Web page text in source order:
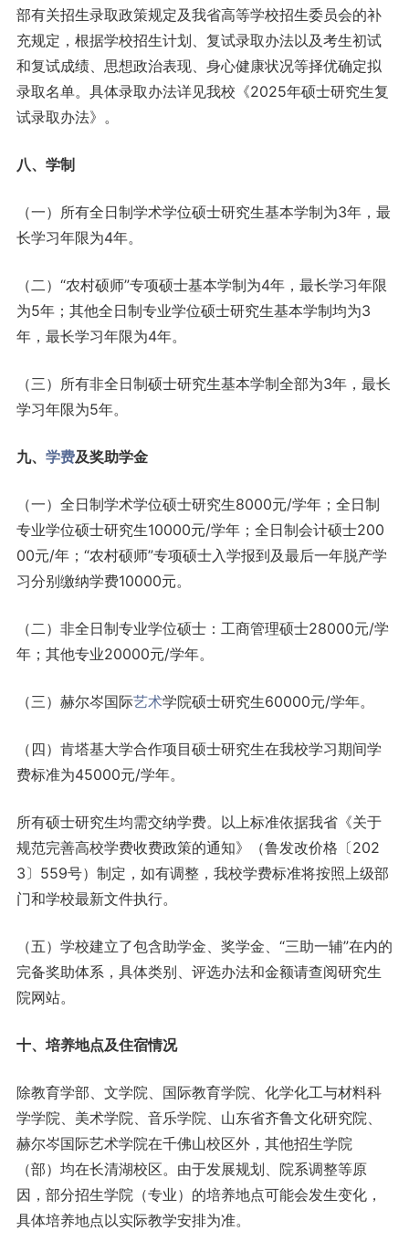
部有关招生录取政策规定及我省高等学校招生委员会的补
充规定，根据学校招生计划、复试录取办法以及考生初试
和复试成绩、思想政治表现、身心健康状况等择优确定拟
录取名单。具体录取办法详见我校《2025年硕士研究生复
试录取办法》。
八、学制
（一）所有全日制学术学位硕士研究生基本学制为3年，最
长学习年限为4年。
（二）“农村硕师”专项硕士基本学制为4年，最长学习年限
为5年；其他全日制专业学位硕士研究生基本学制均为3
年，最长学习年限为4年。
（三）所有非全日制硕士研究生基本学制全部为3年，最长
学习年限为5年。
九、 学费及奖助学金
（一）全日制学术学位硕士研究生8000元/学年；全日制
专业学位硕士研究生10000元/学年；全日制会计硕士200
00元/年；“农村硕师”专项硕士入学报到及最后一年脱产学
习分别缴纳学费10000元。
（二）非全日制专业学位硕士：工商管理硕士28000元/学
年；其他专业20000元/学年。
（三）赫尔岑国际艺术学院硕士研究生60000元/学年。
（四）肯塔基大学合作项目硕士研究生在我校学习期间学
费标准为45000元/学年。
所有硕士研究生均需交纳学费。以上标准依据我省《关于
规范完善高校学费收费政策的通知》（鲁发改价格〔202
3〕559号）制定，如有调整，我校学费标准将按照上级部
门和学校最新文件执行。
（五）学校建立了包含助学金、奖学金、“三助一辅”在内的
完备奖助体系，具体类别、评选办法和金额请查阅研究生
院网站。
十、培养地点及住宿情况
除教育学部、文学院、国际教育学院、化学化工与材料科
学学院、美术学院、音乐学院、山东省齐鲁文化研究院、
赫尔岑国际艺术学院在千佛山校区外，其他招生学院
（部）均在长清湖校区。由于发展规划、院系调整等原
因，部分招生学院（专业）的培养地点可能会发生变化，
具体培养地点以实际教学安排为准。